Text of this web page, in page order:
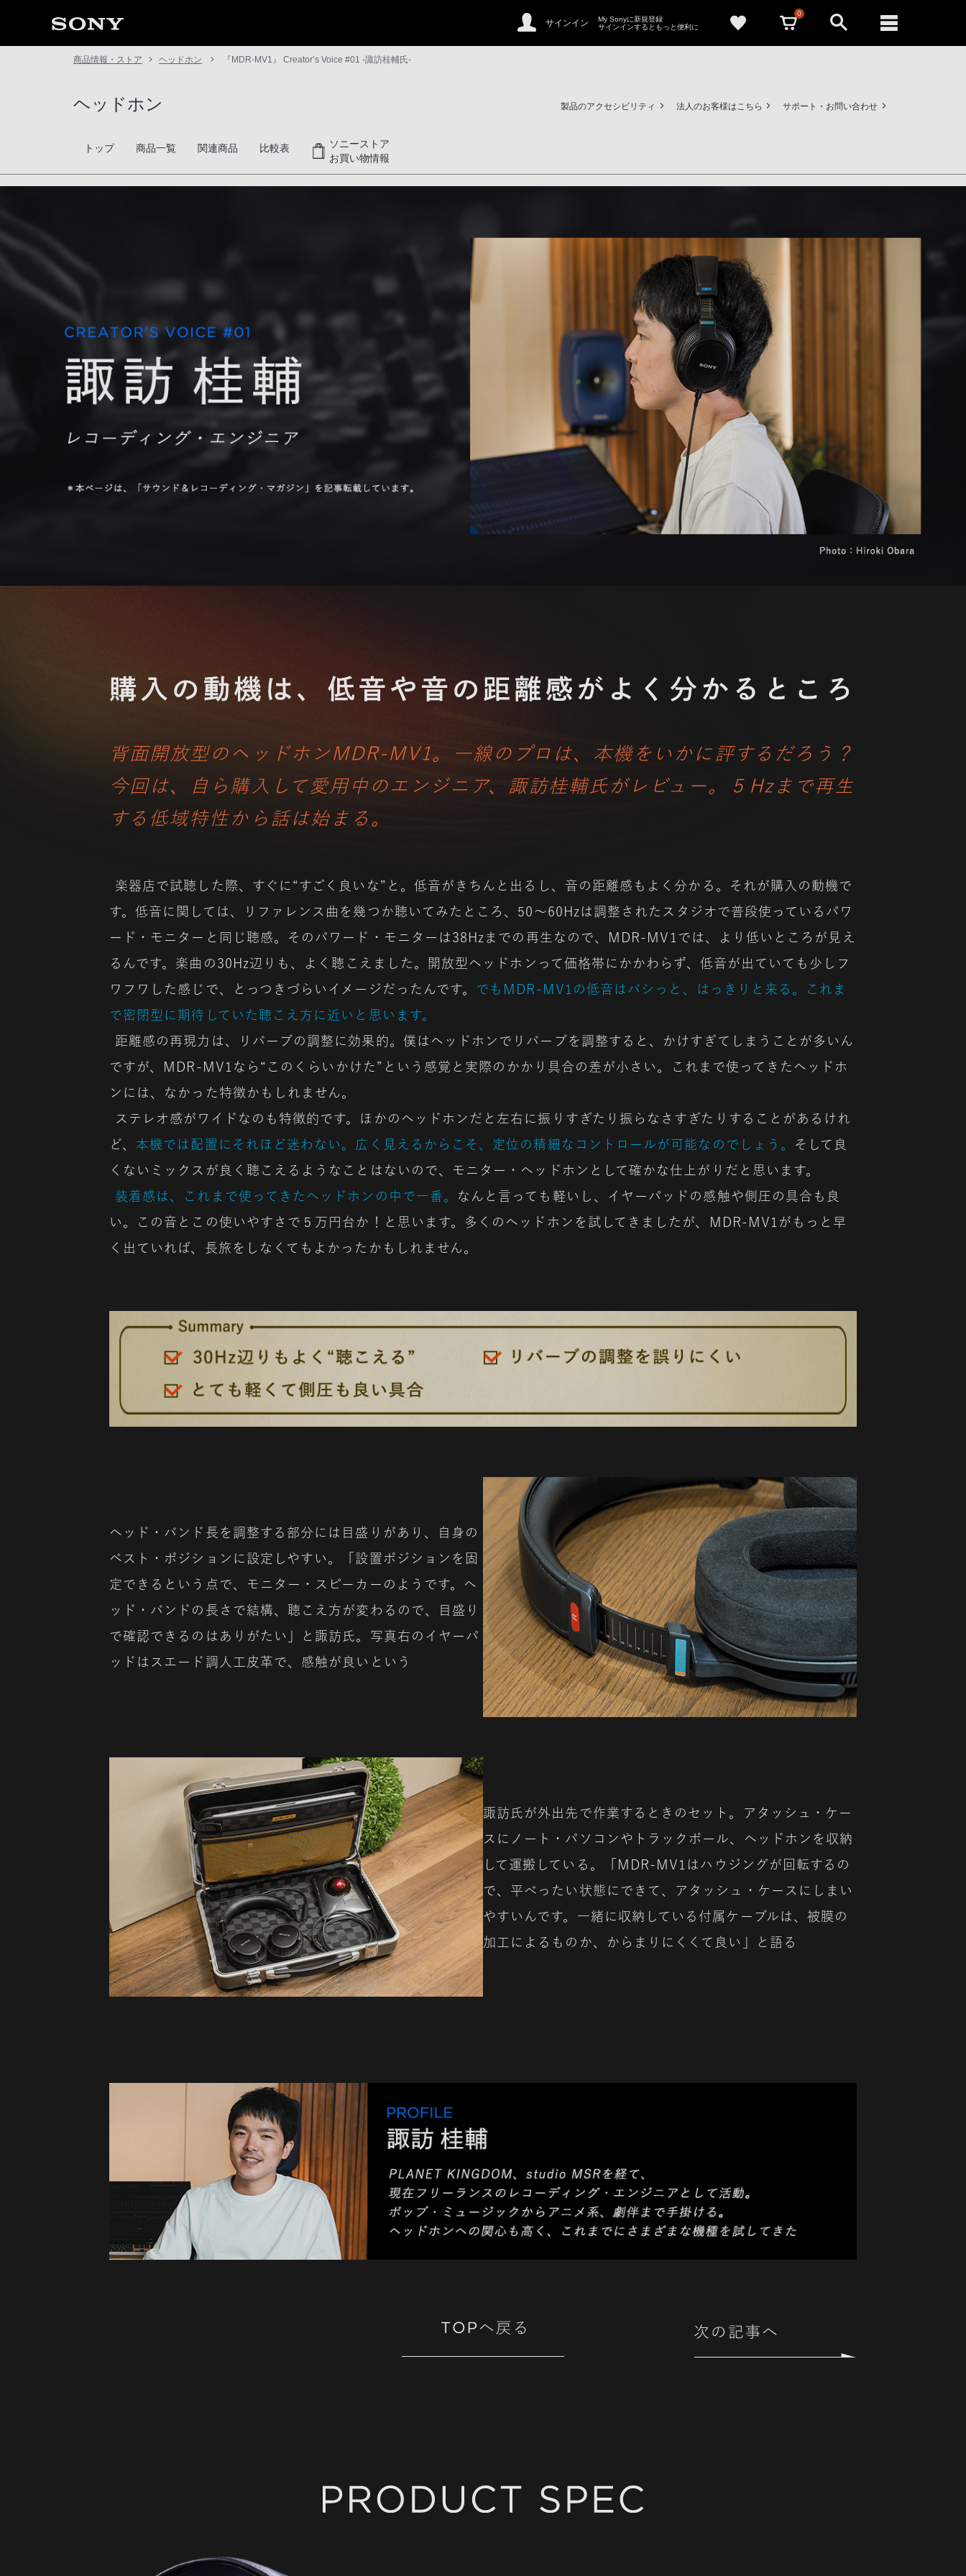
サインイン
My Sonyに新規登録
サインインするともっと便利に
0
商品情報・ストア ヘッドホン 『MDR-MV1』 Creator’s Voice #01 -諏訪桂輔氏-
ヘッドホン 製品のアクセシビリティ 法人のお客様はこちら サポート・お問い合わせ
トップ 商品一覧 関連商品 比較表
ソニーストア
お買い物情報
背面開放型のヘッドホンMDR-MV1。
一線のプロは、本機をいかに評するだろう？
今回は、自ら購入して愛用中のエンジニア、諏訪桂輔氏がレビュー。５Hzまで再生
する低域特性から話は始まる。
楽器店で試聴した際、すぐに“すごく良いな”と。低音がきちんと出るし、音の距離感もよく分かる。それが購入の動機で
す。低音に関しては、リファレンス曲を幾つか聴いてみたところ、50～60Hzは調整されたスタジオで普段使っているパワ
ード・モニターと同じ聴感。そのパワード・モニターは38Hzまでの再生なので、MDR-MV1では、より低いところが見え
るんです。楽曲の30Hz辺りも、よく聴こえました。開放型ヘッドホンって価格帯にかかわらず、低音が出ていても少しフ
ワフワした感じで、とっつきづらいイメージだったんです。
でもMDR-MV1の低音はバシっと、はっきりと来る。これま
で密閉型に期待していた聴こえ方に近いと思います。
距離感の再現力は、リバーブの調整に効果的。僕はヘッドホンでリバーブを調整すると、かけすぎてしまうことが多いん
ですが、MDR-MV1なら“このくらいかけた”という感覚と実際のかかり具合の差が小さい。これまで使ってきたヘッドホ
ンには、なかった特徴かもしれません。
ステレオ感がワイドなのも特徴的です。ほかのヘッドホンだと左右に振りすぎたり振らなさすぎたりすることがあるけれ
ど、 本機では配置にそれほど迷わない。広く見えるからこそ、定位の精細なコントロールが可能なのでしょう。
そして良
くないミックスが良く聴こえるようなことはないので、モニター・ヘッドホンとして確かな仕上がりだと思います。
装着感は、これまで使ってきたヘッドホンの中で一番。
なんと言っても軽いし、イヤーパッドの感触や側圧の具合も良
い。この音とこの使いやすさで５万円台か！と思います。多くのヘッドホンを試してきましたが、MDR-MV1がもっと早
く出ていれば、長旅をしなくてもよかったかもしれません。
ヘッド・バンド長を調整する部分には目盛りがあり、自身の
ベスト・ポジションに設定しやすい。「設置ポジションを固
定できるという点で、モニター・スピーカーのようです。ヘ
ッド・バンドの長さで結構、聴こえ方が変わるので、目盛り
で確認できるのはありがたい」と諏訪氏。写真右のイヤーパ
ッドはスエード調人工皮革で、感触が良いという
諏訪氏が外出先で作業するときのセット。アタッシュ・ケー
スにノート・パソコンやトラックボール、ヘッドホンを収納
して運搬している。「MDR-MV1はハウジングが回転するの
で、平べったい状態にできて、アタッシュ・ケースにしまい
やすいんです。一緒に収納している付属ケーブルは、被膜の
加工によるものか、からまりにくくて良い」と語る